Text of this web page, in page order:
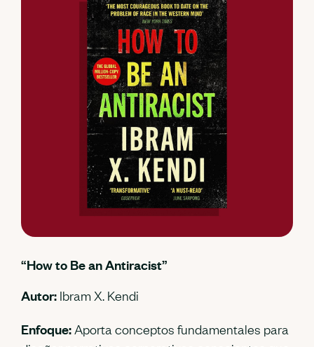
“How to Be an Antiracist”
Autor: Ibram X. Kendi
Enfoque:Aporta conceptos fundamentales para